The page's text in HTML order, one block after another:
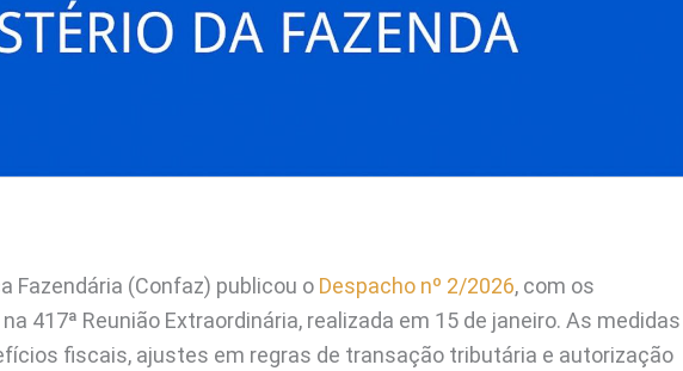
Fazendária (Confaz) publicou o Despacho nº 2/2026, com os
417ª Reunião Extraordinária, realizada em 15 de janeiro. As medidas
fiscais, ajustes em regras de transação tributária e autorização